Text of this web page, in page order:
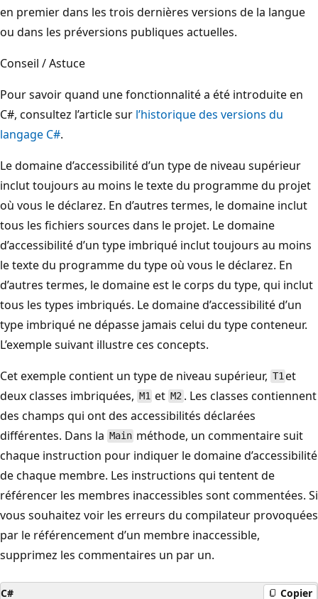
en premier dans les trois dernières versions de la langue
ou dans les préversions publiques actuelles.
Conseil / Astuce
Pour savoir quand une fonctionnalité a été introduite en
C#, consultez l’article sur l’historique des versions du
langage C#.
Le domaine d’accessibilité d’un type de niveau supérieur
inclut toujours au moins le texte du programme du projet
où vous le déclarez. En d’autres termes, le domaine inclut
tous les fichiers sources dans le projet. Le domaine
d’accessibilité d’un type imbriqué inclut toujours au moins
le texte du programme du type où vous le déclarez. En
d’autres termes, le domaine est le corps du type, qui inclut
tous les types imbriqués. Le domaine d’accessibilité d’un
type imbriqué ne dépasse jamais celui du type conteneur.
L’exemple suivant illustre ces concepts.
Cet exemple contient un type de niveau supérieur, T1et
deux classes imbriquées, M1 etM2. Les classes contiennent
des champs qui ont des accessibilités déclarées
différentes. Dans la Main méthode, un commentaire suit
chaque instruction pour indiquer le domaine d’accessibilité
de chaque membre. Les instructions qui tentent de
référencer les membres inaccessibles sont commentées. Si
vous souhaitez voir les erreurs du compilateur provoquées
par le référencement d’un membre inaccessible,
supprimez les commentaires un par un.
C# Copier